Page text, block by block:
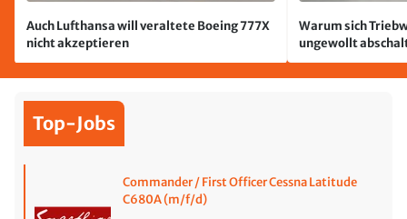
Auch Lufthansa will veraltete Boeing 777X
nicht akzeptieren
Warum sich
ungewollt
passiert
Top-Jobs
Commander / First Officer Cessna Latitude
C680A (m/f/d)